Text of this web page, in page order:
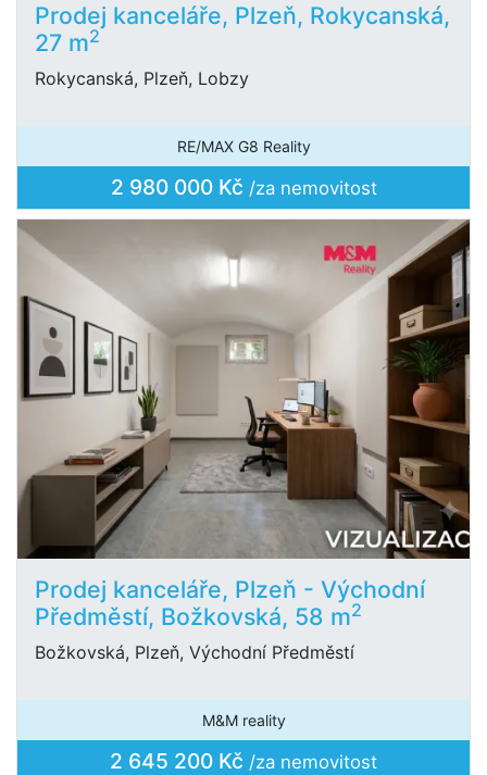
Prodej kanceláře, Plzeň, Rokycanská,
27 m2
Rokycanská, Plzeň, Lobzy
RE/MAX G8 Reality
2 980 000 Kč /za nemovitost
Prodej kanceláře, Plzeň - Východní
Předměstí, Božkovská, 58 m2
Božkovská, Plzeň, Východní Předměstí
M&M reality
2 645 200 Kč /za nemovitost